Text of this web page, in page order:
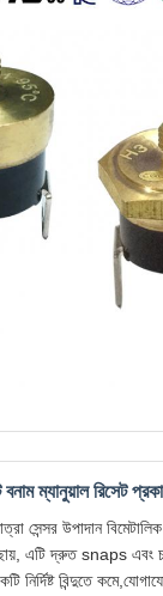
ম্যানুয়াল রিসেট
সেন্সর উপাদান
এটি দ্রুত snaps এবং
নির্দিষ্ট বিন্দুতে